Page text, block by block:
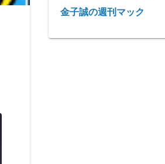
金子誠の週刊マック